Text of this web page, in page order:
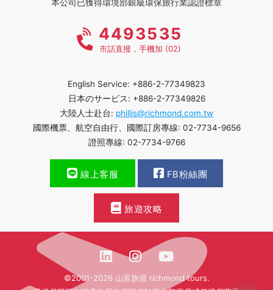
本公司已獲得環境部銀級環保旅行業認證標章
4493535
市話直撥，手機加 (02)
English Service: +886-2-77349823
日本のサービス: +886-2-77349826
大陸人士赴台: phillis@richmond.com.tw
國際機票、航空自由行、國際訂房專線: 02-7734-9656
證照專線: 02-7734-9766
線上客服 FB粉絲團
旅遊攻略
©2001-2026 山富旅遊 richmond tours.